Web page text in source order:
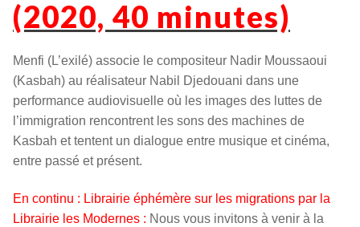
(2020, 40 minutes)
Menfi (L’exilé) associe le compositeur Nadir Moussaoui
(Kasbah) au réalisateur Nabil Djedouani dans une
performance audiovisuelle où les images des luttes de
l’immigration rencontrent les sons des machines de
Kasbah et tentent un dialogue entre musique et cinéma,
entre passé et présent.
En continu : Librairie éphémère sur les migrations par la
Librairie les Modernes : Nous vous invitons à venir à la